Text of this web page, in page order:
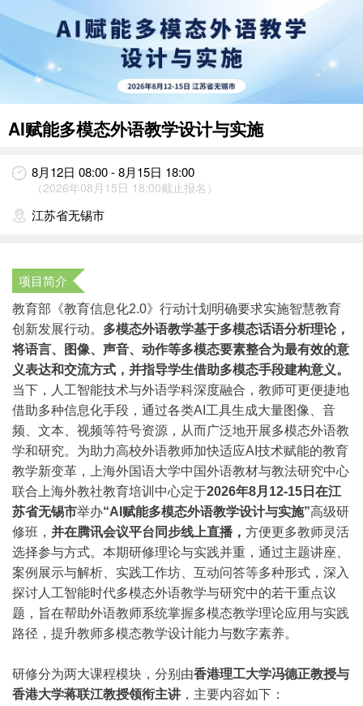
AI赋能多模态外语教学设计与实施
8月12日 08:00 - 8月15日 18:00
（2026年08月15日 18:00截止报名）
江苏省无锡市
项目简介
教育部《教育信息化2.0》行动计划明确要求实施智慧教育
创新发展行动。 多模态外语教学基于多模态话语分析理论，
将语言、图像、声音、动作等多模态要素整合为最有效的意
义表达和交流方式，并指导学生借助多模态手段建构意义。
当下，人工智能技术与外语学科深度融合，教师可更便捷地
借助多种信息化手段，通过各类AI工具生成大量图像、音
频、文本、视频等符号资源，从而广泛地开展多模态外语教
学和研究。为助力高校外语教师加快适应AI技术赋能的教育
教学新变革，上海外国语大学中国外语教材与教法研究中心
联合上海外教社教育培训中心定于2026年8月12-15日在江
苏省无锡市举办“AI赋能多模态外语教学设计与实施”高级研
修班， 并在腾讯会议平台同步线上直播， 方便更多教师灵活
选择参与方式。本期研修理论与实践并重，通过主题讲座、
案例展示与解析、实践工作坊、互动问答等多种形式，深入
探讨人工智能时代多模态外语教学与研究中的若干重点议
题，旨在帮助外语教师系统掌握多模态教学理论应用与实践
路径，提升教师多模态教学设计能力与数字素养。
研修分为两大课程模块，分别由香港理工大学冯德正教授与
香港大学蒋联江教授领衔主讲 ，主要内容如下：